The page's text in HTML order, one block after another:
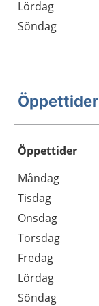
Lördag
Söndag
Öppettider
Öppettider
Dag
Öppettider
Kommentarer
Måndag
Tisdag
Onsdag
Torsdag
Fredag
Lördag
Söndag